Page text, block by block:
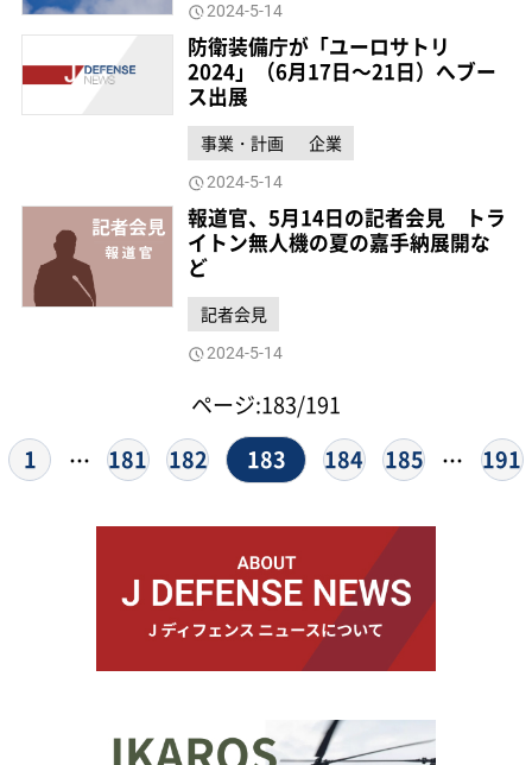
2024-5-14
防衛装備庁が「ユーロサトリ
2024」（6月17日～21日）へブー
ス出展
事業・計画 企業
2024-5-14
報道官、5月14日の記者会見 トラ
イトン無人機の夏の嘉手納展開な
ど
記者会見
2024-5-14
ページ:183/191
1
… 181 182 183 184 185 … 191